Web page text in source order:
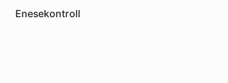
Enesekontroll